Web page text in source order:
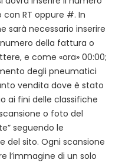
RT oppure #. In
sarà necessario inserire
della fattura o
e come «ora» 00:00;
degli pneumatici
vendita dove è stato
ai fini delle classifiche
o foto del
seguendo le
del sito. Ogni scansione
l’immagine di un solo